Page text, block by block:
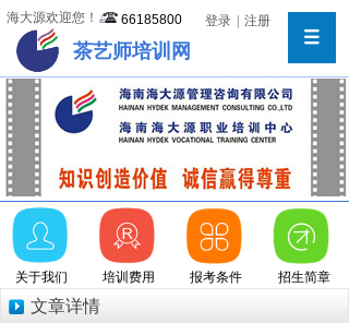
茶艺师培训网
海大源欢迎您！ 66185800 登录 注册
关于我们 培训费用 招生简章
报考条件
文章详情